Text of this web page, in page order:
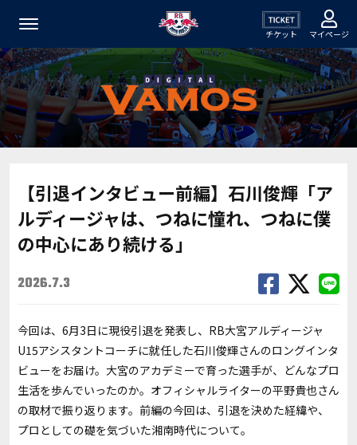
チケット マイページ
【引退インタビュー前編】石川俊輝「ア
ルディージャは、つねに憧れ、つねに僕
の中心にあり続ける」
2026.7.3
今回は、6月3日に現役引退を発表し、RB大宮アルディージャ
U15アシスタントコーチに就任した石川俊輝さんのロングインタ
ビューをお届け。大宮のアカデミーで育った選手が、どんなプロ
生活を歩んでいったのか。オフィシャルライターの平野貴也さん
の取材で振り返ります。前編の今回は、引退を決めた経緯や、
プロとしての礎を気づいた湘南時代について。